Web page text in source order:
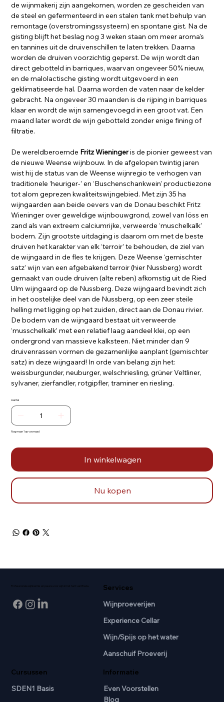
de wijnmakerij zijn aangekomen, worden ze gescheiden van
de steel en gefermenteerd in een stalen tank met behulp van
remontage (overstromingssysteem) en spontane gist. Na de
gisting blijft het beslag nog 3 weken staan om meer aroma's
en tannines uit de druivenschillen te laten trekken. Daarna
worden de druiven voorzichtig geperst. De wijn wordt dan
direct gebotteld in barriques, waarvan ongeveer 50% nieuw,
en de malolactische gisting wordt uitgevoerd in een
geklimatiseerde hal. Daarna worden de vaten naar de kelder
gebracht. Na ongeveer 30 maanden is de rijping in barriques
klaar en wordt de wijn samengevoegd in een groot vat. Een
maand later wordt de wijn gebotteld zonder enige fining of
filtratie.
De wereldberoemde Fritz Wieningeris de pionier geweest van
de nieuwe Weense wijnbouw. In de afgelopen twintig jaren
wist hij de status van de Weense wijnregio te verhogen van
traditionele ‘heuriger-’ en ‘Buschenschankwein’ productiezone
tot alom geprezen kwaliteitswijngebied. Met zijn 35 ha
wijngaarden aan beide oevers van de Donau beschikt Fritz
Wieninger over geweldige wijnbouwgrond, zowel van löss en
zand als van extreem calciumrijke, verweerde ‘muschelkalk’
bodem. Zijn grootste uitdaging is daarom om met de beste
druiven het karakter van elk ‘terroir’ te behouden, de ziel van
de wijngaard in de fles te krijgen. Deze Weense ‘gemischter
satz’ wijn van een afgebakend terroir (hier Nussberg) wordt
gemaakt van oude druiven (alte reben) afkomstig uit de Ried
Ulm wijngaard op de Nussberg. Deze wijngaard bevindt zich
in het oostelijke deel van de Nussberg, op een zeer steile
helling met ligging op het zuiden, direct aan de Donau rivier.
De bodem van de wijngaard bestaat uit verweerde
‘musschelkalk’ met een relatief laag aandeel klei, op een
ondergrond van massieve kalksteen. Niet minder dan 9
druivenrassen vormen de gezamenlijke aanplant (gemischter
satz) in deze wijngaard! In orde van belang zijn het:
weissburgunder, neuburger, welschriesling, grüner Veltliner,
sylvaner, zierfandler, rotgipfler, traminer en riesling.
Aantal
Nog maar 1 op voorraad
In winkelwagen
Nu kopen
Professionele wijnkennis en passie voor wijn in het hart van Breda.
Cursussen
SDEN1 Basis
Services
Wijnproeverijen
Experience Cellar
Wijn/Spijs op het water
Aanschuif Proeverij
Informatie
Even Voorstellen
Blog